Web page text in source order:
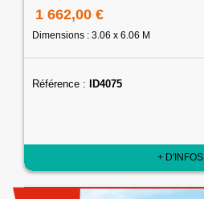
1 662,00 €
Dimensions : 3.06 x 6.06 M
Référence : ID4075
+ D'INFOS